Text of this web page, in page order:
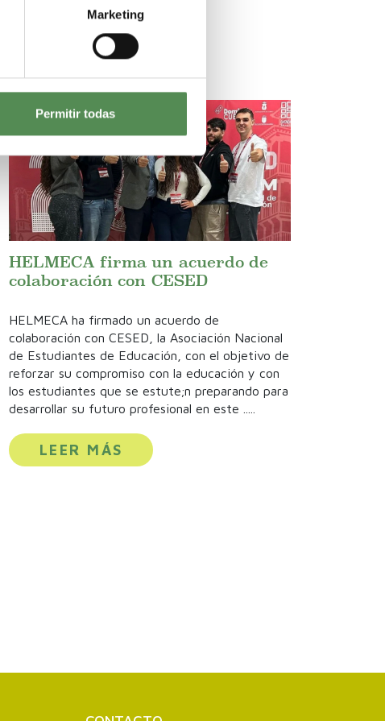
Marketing
Permitir todas
HELMECA firma un acuerdo de
colaboración con CESED
HELMECA ha firmado un acuerdo de
colaboración con CESED, la Asociación Nacional
de Estudiantes de Educación, con el objetivo de
reforzar su compromiso con la educación y con
los estudiantes que se estute;n preparando para
desarrollar su futuro profesional en este .....
LEER MÁS